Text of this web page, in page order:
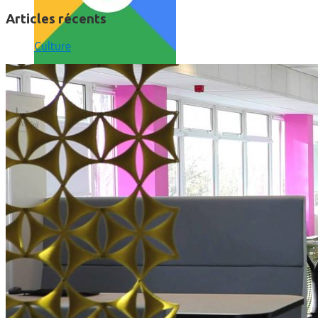
Comment utiliser « Photoshop » gratuitement et légalement
Articles récents
Culture